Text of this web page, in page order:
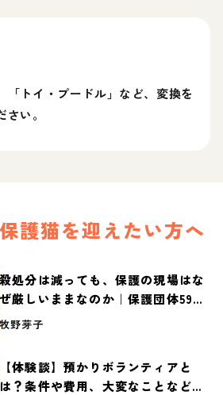
「トイ・プードル」など、変換を
い。
護猫を迎えたい方へ
殺処分は減っても、保護の現場はな
ぜ厳しいままなのか｜保護団体59団
体の実態調査【保護犬・保護猫白書
牧野芽子
【体験談】預かりボランティアと
は？条件や費用、大変なことなど紹